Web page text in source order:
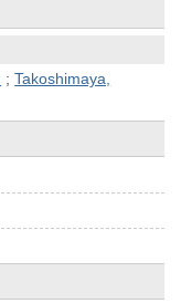
;Takoshimaya,